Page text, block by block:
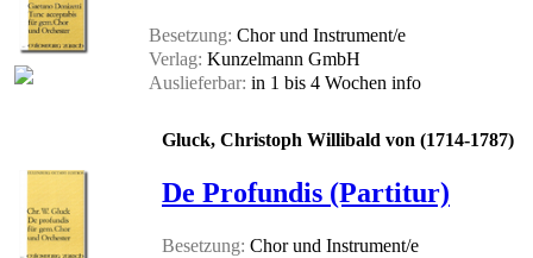
Besetzung: Chor und Instrument/e
Verlag: Kunzelmann GmbH
Auslieferbar: in 1 bis 4 Wochen info
Gluck, Christoph Willibald von (1714-1787)
De Profundis (Partitur)
Besetzung: Chor und Instrument/e